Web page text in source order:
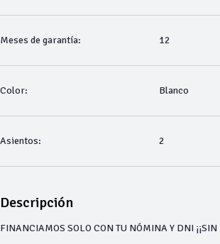
Meses de garantía: 12
Color: Blanco
Asientos: 2
Descripción
FINANCIAMOS SOLO CON TU NÓMINA Y DNI